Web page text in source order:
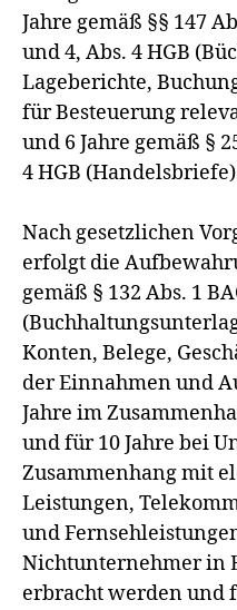
Jahre gemäß §§ 147
und 4, Abs. 4 HGB
Lageberichte,
für Besteuerung
und 6 Jahre gemäß §
4 HGB
Nach gesetzlichen
erfolgt die
gemäß § 132 Abs. 1
Konten, Belege,
der Einnahmen und
Jahre im
und für 10 Jahre bei
Zusammenhang mit
Leistungen,
und
Nichtunternehmer in
erbracht werden und